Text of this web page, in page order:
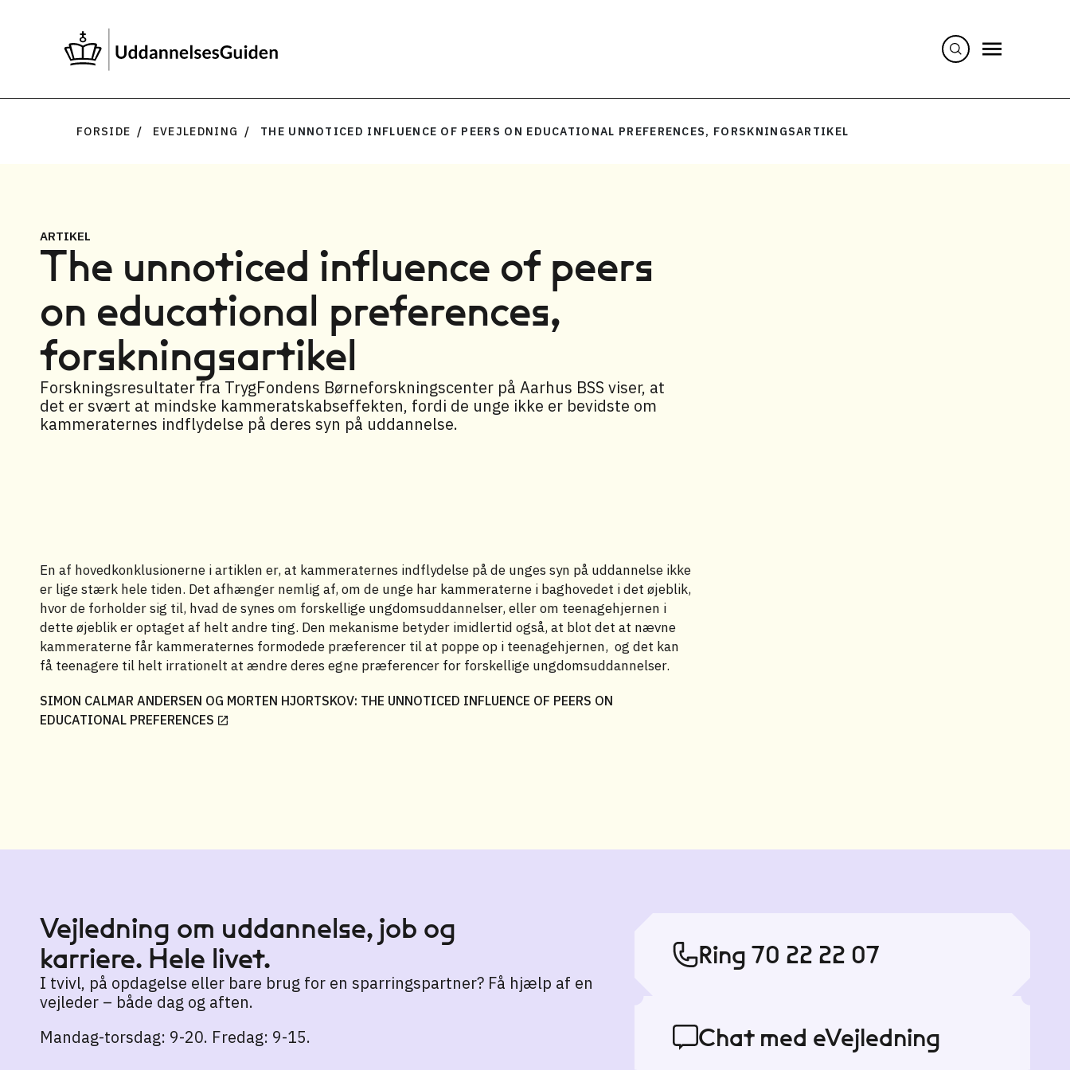
FORSIDE EVEJLEDNING THE UNNOTICED INFLUENCE OF PEERS ON EDUCATIONAL PREFERENCES, FORSKNINGSARTIKEL
ARTIKEL
The unnoticed influence of peers
on educational preferences,
forskningsartikel
Forskningsresultater fra TrygFondens Børneforskningscenter på Aarhus BSS viser, at
det er svært at mindske kammeratskabseffekten, fordi de unge ikke er bevidste om
kammeraternes indflydelse på deres syn på uddannelse.
En af hovedkonklusionerne i artiklen er, at kammeraternes indflydelse på de unges syn på uddannelse ikke
er lige stærk hele tiden. Det afhænger nemlig af, om de unge har kammeraterne i baghovedet i det øjeblik,
hvor de forholder sig til, hvad de synes om forskellige ungdomsuddannelser, eller om teenagehjernen i
dette øjeblik er optaget af helt andre ting. Den mekanisme betyder imidlertid også, at blot det at nævne
kammeraterne får kammeraternes formodede præferencer til at poppe op i teenagehjernen, og det kan
få teenagere til helt irrationelt at ændre deres egne præferencer for forskellige ungdomsuddannelser.
SIMON CALMAR ANDERSEN OG MORTEN HJORTSKOV: THE UNNOTICED INFLUENCE OF PEERS ON
EDUCATIONAL PREFERENCES
Vejledning om uddannelse, job og
karriere. Hele livet.
I tvivl, på opdagelse eller bare brug for en sparringspartner? Få hjælp af en
vejleder – både dag og aften.
Mandag-torsdag: 9-20. Fredag: 9-15.
Ring 70 22 22 07
Chat med eVejledning